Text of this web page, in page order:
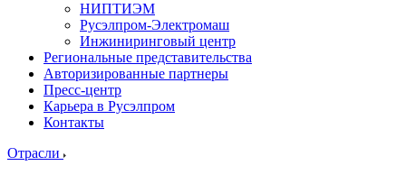
НИПТИЭМ
Русэлпром-Электромаш
Инжиниринговый центр
Региональные представительства
Авторизированные партнеры
Пресс-центр
Карьера в Русэлпром
Контакты
Отрасли